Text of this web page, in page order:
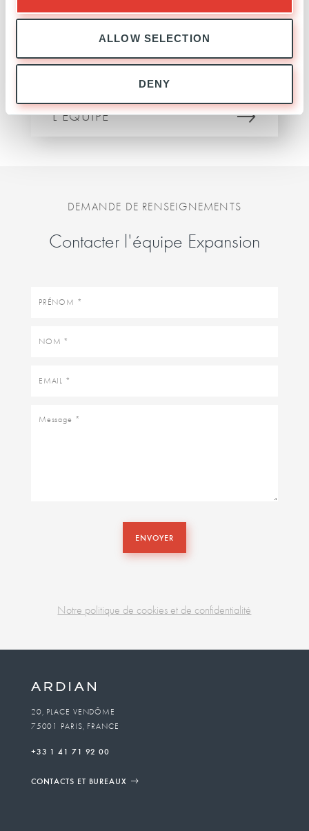
ALLOW SELECTION
DENY
EXPANSION
L'ÉQUIPE
DEMANDE DE RENSEIGNEMENTS
Contacter l'équipe Expansion
Prénom
Nom
Email
Message
ENVOYER
Notre politique de cookies et de confidentialité
unit
To
email
20, PLACE VENDÔME
75001 PARIS, FRANCE
+33 1 41 71 92 00
CONTACTS ET BUREAUX